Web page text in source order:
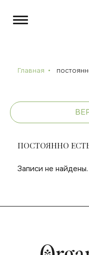
Главная
ПОСТОЯННО
Записи не найдены.